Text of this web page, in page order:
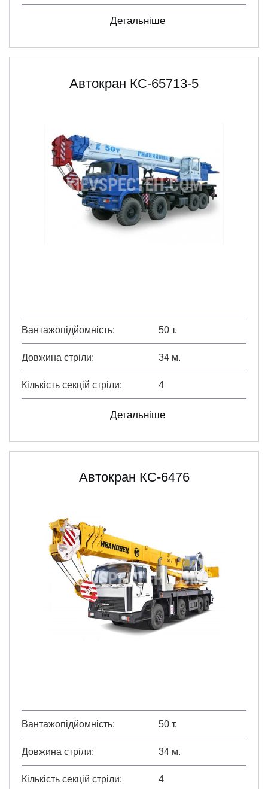
Детальніше
Автокран КС-65713-5
Вантажопідйомність 50 т.
Довжина стріли 34 м.
Кількість секцій стріли 4
Детальніше
Автокран КС-6476
Вантажопідйомність 50 т.
Довжина стріли 34 м.
Кількість секцій стріли 4